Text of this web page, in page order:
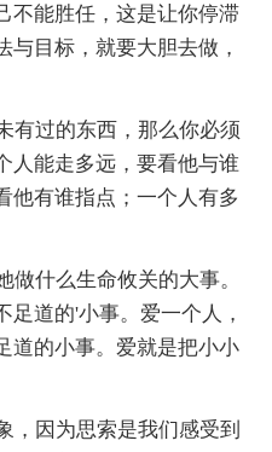
不能胜任，这是让你停滞
与目标，就要大胆去做，
过的东西，那么你必须
人能走多远，要看他与谁
他有谁指点；一个人有多
什么生命攸关的大事。
道的'小事。爱一个人，
道的小事。爱就是把小小
因为思索是我们感受到